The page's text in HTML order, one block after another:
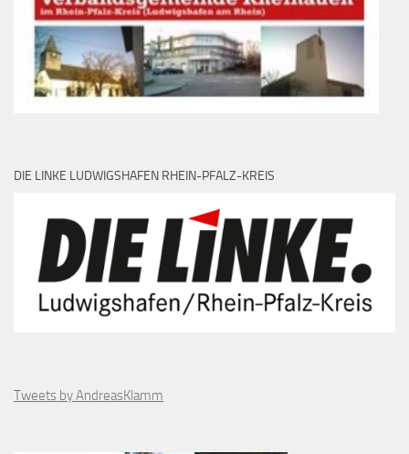
DIE LINKE LUDWIGSHAFEN RHEIN-PFALZ-KREIS
Tweets by AndreasKlamm